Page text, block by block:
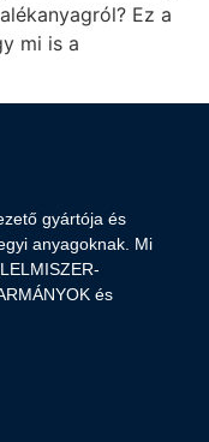
Ez a
mi is a
gyártója és
anyagoknak. Mi
és